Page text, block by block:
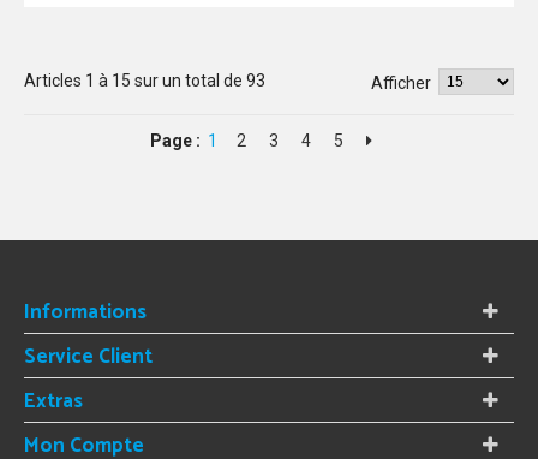
Articles 1 à 15 sur un total de 93 Afficher
Page : 1 2 3 4 5
Informations
Service Client
Extras
Mon Compte